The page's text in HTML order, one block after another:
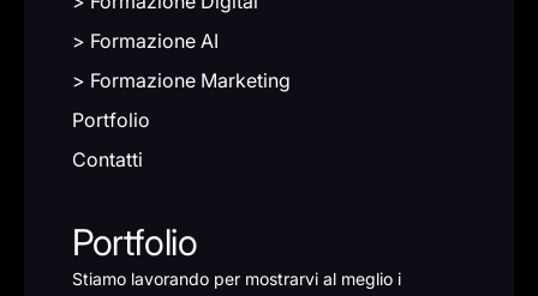
> Formazione AI
> Formazione Marketing
Portfolio
Contatti
Portfolio
Stiamo lavorando per mostrarvi al meglio i